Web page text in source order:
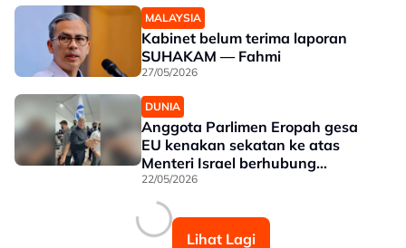
MALAYSIA
Kabinet belum terima laporan
SUHAKAM — Fahmi
27/05/2026
DUNIA
Anggota Parlimen Eropah gesa
EU kenakan sekatan ke atas
Menteri Israel berhubung
penderaan aktivis flotila Gaza
22/05/2026
Lihat Lagi